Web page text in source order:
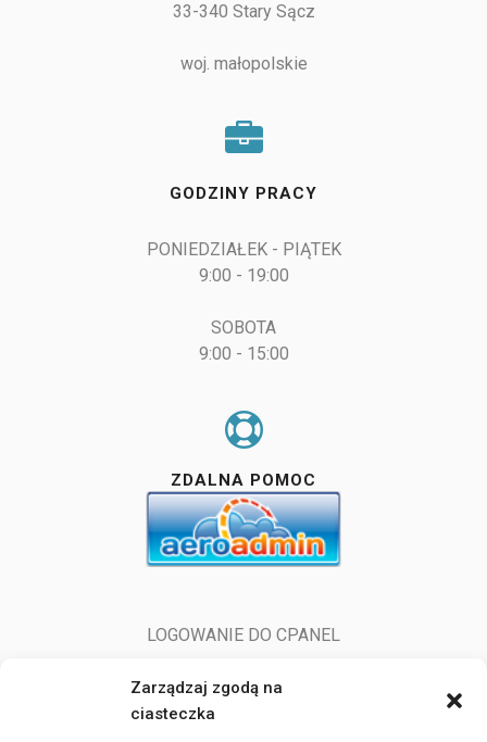
Zarządzaj zgodą na
ciasteczka
33-340 Stary Sącz
woj. małopolskie
GODZINY PRACY
PONIEDZIAŁEK - PIĄTEK
9:00 - 19:00
SOBOTA
9:00 - 15:00
ZDALNA POMOC
LOGOWANIE DO CPANEL
LOGOWANIE DO POCZTY